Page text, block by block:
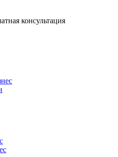
консультация